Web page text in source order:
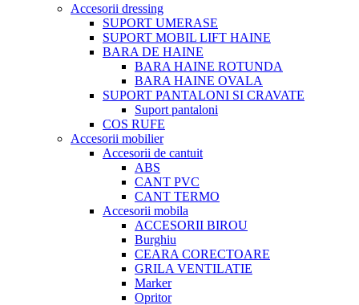
Accesorii dressing
SUPORT UMERASE
SUPORT MOBIL LIFT HAINE
BARA DE HAINE
BARA HAINE ROTUNDA
BARA HAINE OVALA
SUPORT PANTALONI SI CRAVATE
Suport pantaloni
COS RUFE
Accesorii mobilier
Accesorii de cantuit
ABS
CANT PVC
CANT TERMO
Accesorii mobila
ACCESORII BIROU
Burghiu
CEARA CORECTOARE
GRILA VENTILATIE
Marker
Opritor